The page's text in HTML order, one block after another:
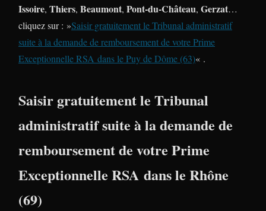
Issoire, Thiers, Beaumont, Pont-du-Château, Gerzat…
cliquez sur : »Saisir gratuitement le Tribunal administratif
suite à la demande de remboursement de votre Prime
Exceptionnelle RSA dans le Puy de Dôme (63)« .
Saisir gratuitement le Tribunal
administratif suite à la demande de
remboursement de votre Prime
Exceptionnelle RSA dans le Rhône
(69)